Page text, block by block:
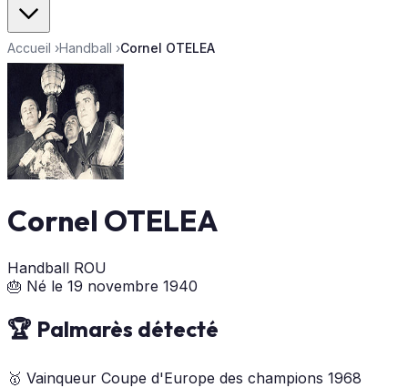
Accueil ›Handball ›Cornel OTELEA
Cornel OTELEA
Handball ROU
🎂 Né le 19 novembre 1940
🏆 Palmarès détecté
🥇 Vainqueur Coupe d'Europe des champions 1968